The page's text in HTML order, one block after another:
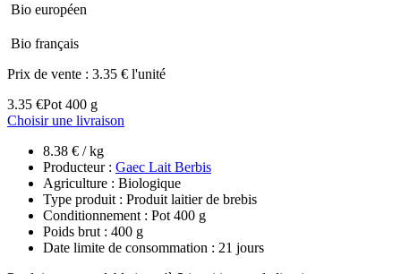
Bio européen
Bio français
Prix de vente : 3.35 € l'unité
3.35 €Pot 400 g
Choisir une livraison
8.38 € / kg
Producteur : Gaec Lait Berbis
Agriculture : Biologique
Type produit : Produit laitier de brebis
Conditionnement : Pot 400 g
Poids brut : 400 g
Date limite de consommation : 21 jours